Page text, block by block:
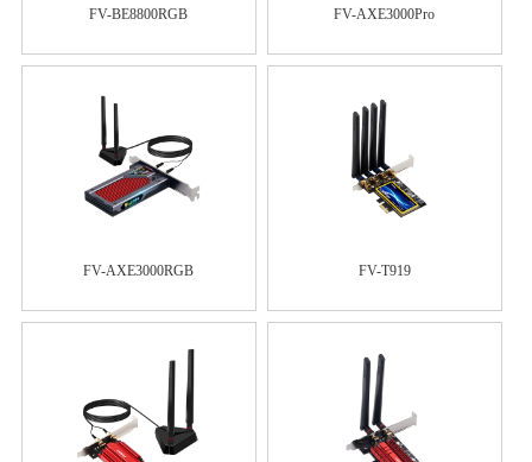
FV-BE8800RGB FV-AXE3000Pro
FV-AXE3000RGB FV-T919